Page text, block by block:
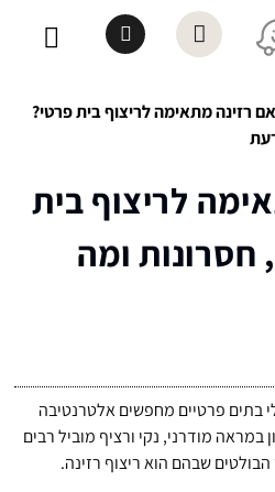
רזינה מתאימה לריצוף בית פרטי?
לריצוף בית
חסרונות ומה
בתים פרטיים מחפשים אלטרנטיבה
במראה מודרני, נקי ורציף מוביל רבים
שבהם הוא ריצוף רזינה.